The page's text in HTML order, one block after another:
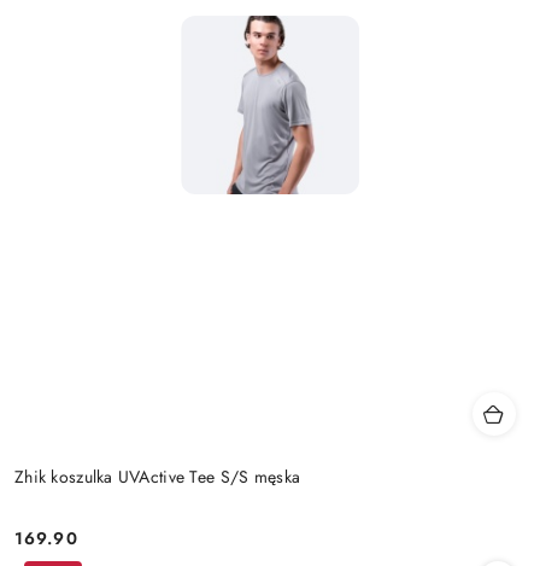
Zhik koszulka UVActive Tee S/S męska
Cena:
169.90